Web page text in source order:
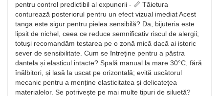
pentru control predictibil al expunerii - 📏 Tăietura
conturează posteriorul pentru un efect vizual imediat Acest
tanga este sigur pentru pielea sensibilă? Da, bijuteria este
lipsit de nichel, ceea ce reduce semnificativ riscul de alergii;
totuși recomandăm testarea pe o zonă mică dacă ai istoric
sever de sensibilitate. Cum se întreține pentru a păstra
dantela și elasticul intacte? Spală manual la mare 30°C, fără
înălbitori, și lasă la uscat pe orizontală; evită uscătorul
mecanic pentru a menține elasticitatea și delicatețea
materialelor. Se potrivește pe mai multe tipuri de siluetă?